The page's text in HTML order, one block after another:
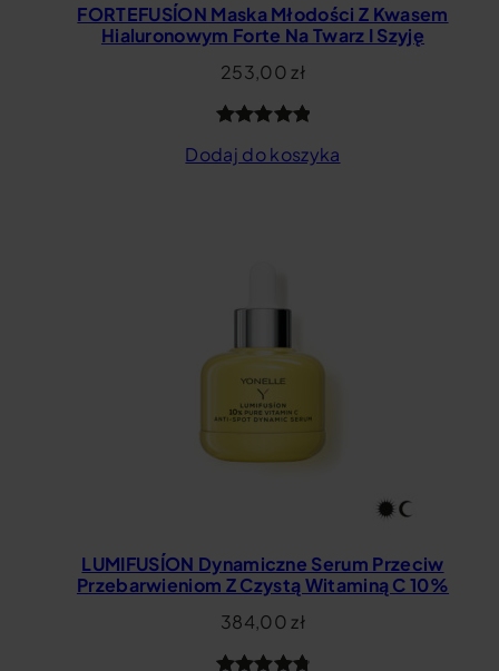
FORTEFUSÍON Maska Młodości Z Kwasem
Hialuronowym Forte Na Twarz I Szyję
253,00 zł
4.97na 5
Dodaj do koszyka
LUMIFUSÍON Dynamiczne Serum Przeciw
Przebarwieniom Z Czystą Witaminą C 10%
384,00 zł